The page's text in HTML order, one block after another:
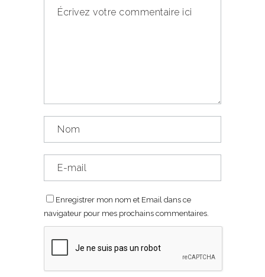
Enregistrer mon nom et Email dans ce
navigateur pour mes prochains commentaires.